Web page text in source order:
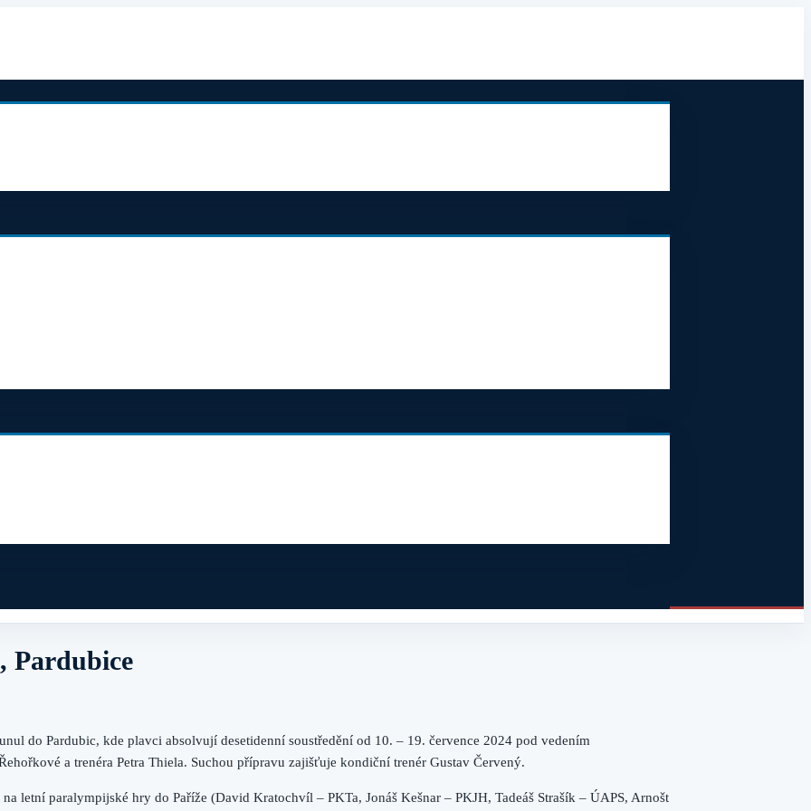
Pardubice
do Pardubic, kde plavci absolvují desetidenní soustředění od 10. – 19. července 2024 pod vedením
a trenéra Petra Thiela. Suchou přípravu zajišťuje kondiční trenér Gustav Červený.
letní paralympijské hry do Paříže (David Kratochvíl – PKTa, Jonáš Kešnar – PKJH, Tadeáš Strašík – ÚAPS, Arnošt